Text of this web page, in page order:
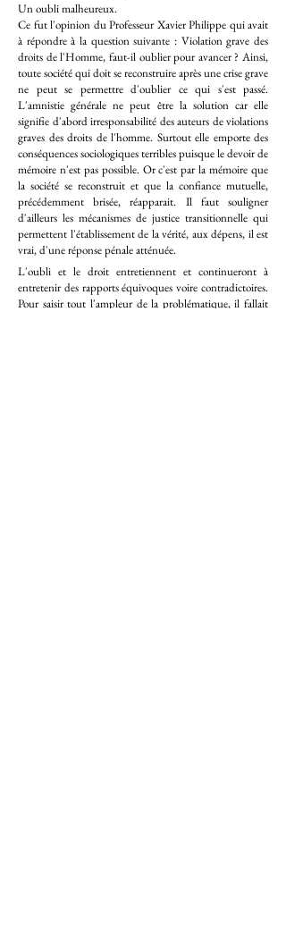
Un oubli malheureux.
Ce fut l'opinion du Professeur Xavier Philippe qui avait
à répondre à la question suivante : Violation grave des
droits de l'Homme, faut-il oublier pour avancer ? Ainsi,
toute société qui doit se reconstruire après une crise grave
ne peut se permettre d'oublier ce qui s'est passé.
L'amnistie générale ne peut être la solution car elle
signifie d'abord irresponsabilité des auteurs de violations
graves des droits de l'homme. Surtout elle emporte des
conséquences sociologiques terribles puisque le devoir de
mémoire n'est pas possible. Or c'est par la mémoire que
la société se reconstruit et que la confiance mutuelle,
précédemment brisée, réapparait. Il faut souligner
d'ailleurs les mécanismes de justice transitionnelle qui
permettent l'établissement de la vérité, aux dépens, il est
vrai, d'une réponse pénale atténuée.
L'oubli et le droit entretiennent et continueront à
entretenir des rapports équivoques voire contradictoires.
Pour saisir tout l'ampleur de la problématique, il fallait